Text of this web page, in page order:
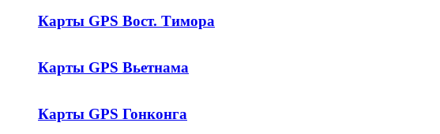
Карты GPS Вост. Тимора
Карты GPS Вьетнама
Карты GPS Гонконга